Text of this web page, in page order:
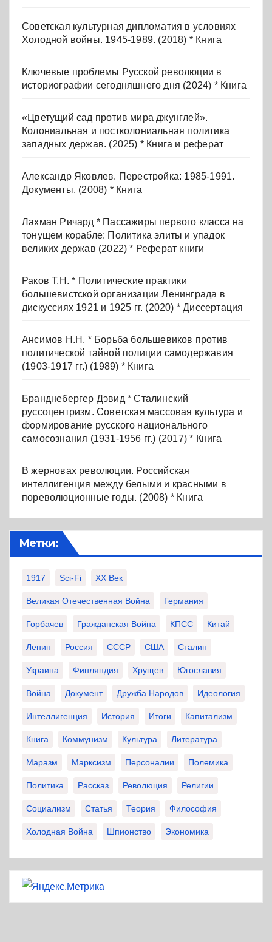
Советская культурная дипломатия в условиях
Холодной войны. 1945-1989. (2018) * Книга
Ключевые проблемы Русской революции в
историографии сегодняшнего дня (2024) * Книга
«Цветущий сад против мира джунглей».
Колониальная и постколониальная политика
западных держав. (2025) * Книга и реферат
Александр Яковлев. Перестройка: 1985-1991.
Документы. (2008) * Книга
Лахман Ричард * Пассажиры первого класса на
тонущем корабле: Политика элиты и упадок
великих держав (2022) * Реферат книги
Раков Т.Н. * Политические практики
большевистской организации Ленинграда в
дискуссиях 1921 и 1925 гг. (2020) * Диссертация
Ансимов Н.Н. * Борьба большевиков против
политической тайной полиции самодержавия
(1903-1917 гг.) (1989) * Книга
Бранднебергер Дэвид * Сталинский
руссоцентризм. Советская массовая культура и
формирование русского национального
самосознания (1931-1956 гг.) (2017) * Книга
В жерновах революции. Российская
интеллигенция между белыми и красными в
пореволюционные годы. (2008) * Книга
Метки:
1917 Sci-Fi XX Век
Великая Отечественная Война Германия
Горбачев Гражданская Война КПСС Китай
Ленин Россия СССР США Сталин
Украина Финляндия Хрущев Югославия
Война Документ Дружба Народов Идеология
Интеллигенция История Итоги Капитализм
Книга Коммунизм Культура Литература
Маразм Марксизм Персоналии Полемика
Политика Рассказ Революция Религии
Социализм Статья Теория Философия
Холодная Война Шпионство Экономика